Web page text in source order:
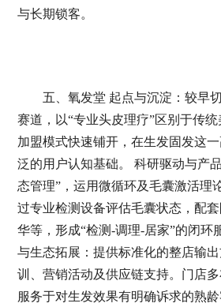
与长期锁客。
五、氧发堂 起点与沉淀：较早
赛道，以“专业头皮理疗”区别于传
加盟模式快速铺开，在生发固发这
泛的用户认知基础。 科研驱动与产
态管理”，运用微循环及毛囊激活理
过专业检测设备评估毛囊状态，配
华等，形成“检测-调理-居家”的闭环
与生态拓展：提供标准化的整店输
训、营销活动及供应链支持。门店多
服务于对生发效果有明确诉求的熟